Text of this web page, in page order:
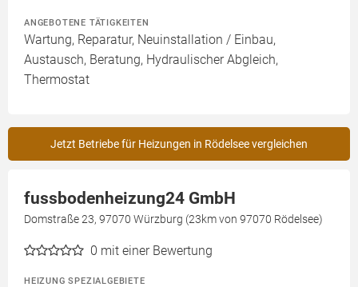
ANGEBOTENE TÄTIGKEITEN
Wartung, Reparatur, Neuinstallation / Einbau,
Austausch, Beratung, Hydraulischer Abgleich,
Thermostat
Jetzt Betriebe für Heizungen in Rödelsee vergleichen
fussbodenheizung24 GmbH
Domstraße 23, 97070 Würzburg (23km von 97070 Rödelsee)
0 mit einer Bewertung
HEIZUNG SPEZIALGEBIETE